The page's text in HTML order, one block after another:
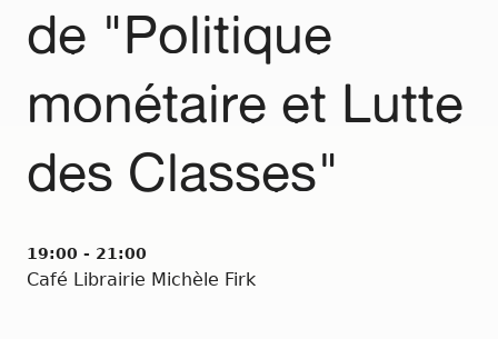
de "Politique
monétaire et Lutte
des Classes"
19:00 - 21:00
Café Librairie Michèle Firk